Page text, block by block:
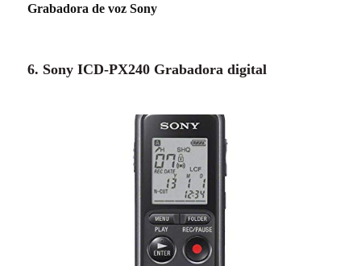
Grabadora de voz Sony
6. Sony ICD-PX240 Grabadora digital